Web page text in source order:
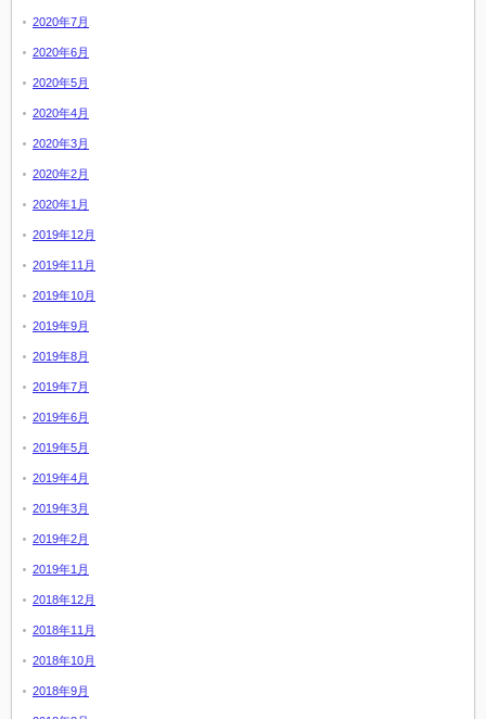
2020年7月
2020年6月
2020年5月
2020年4月
2020年3月
2020年2月
2020年1月
2019年12月
2019年11月
2019年10月
2019年9月
2019年8月
2019年7月
2019年6月
2019年5月
2019年4月
2019年3月
2019年2月
2019年1月
2018年12月
2018年11月
2018年10月
2018年9月